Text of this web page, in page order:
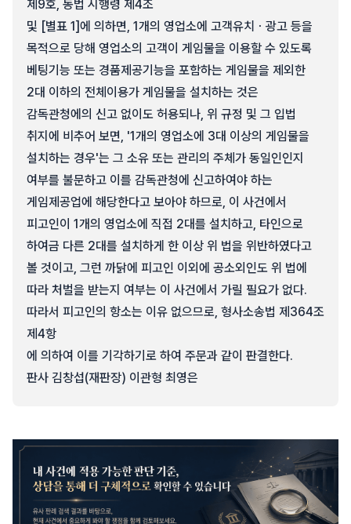
제9호, 동법 시행령 제4조
및 [별표 1]에 의하면, 1개의 영업소에 고객유치ㆍ광고 등을
목적으로 당해 영업소의 고객이 게임물을 이용할 수 있도록
베팅기능 또는 경품제공기능을 포함하는 게임물을 제외한
2대 이하의 전체이용가 게임물을 설치하는 것은
감독관청에의 신고 없이도 허용되나, 위 규정 및 그 입법
취지에 비추어 보면, '1개의 영업소에 3대 이상의 게임물을
설치하는 경우'는 그 소유 또는 관리의 주체가 동일인인지
여부를 불문하고 이를 감독관청에 신고하여야 하는
게임제공업에 해당한다고 보아야 하므로, 이 사건에서
피고인이 1개의 영업소에 직접 2대를 설치하고, 타인으로
하여금 다른 2대를 설치하게 한 이상 위 법을 위반하였다고
볼 것이고, 그런 까닭에 피고인 이외에 공소외인도 위 법에
따라 처벌을 받는지 여부는 이 사건에서 가릴 필요가 없다.
따라서 피고인의 항소는 이유 없으므로, 형사소송법 제364조
제4항
에 의하여 이를 기각하기로 하여 주문과 같이 판결한다.
판사 김창섭(재판장) 이관형 최영은